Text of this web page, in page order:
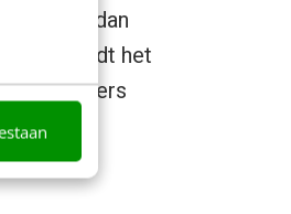
wordt dan
dan wordt het
bezoekers